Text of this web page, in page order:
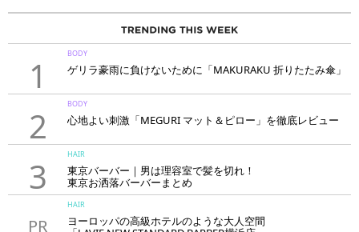
1
BODY
ゲリラ豪雨に負けないために「MAKURAKU 折りたたみ傘」
2
BODY
心地よい刺激「MEGURI マット＆ピロー」を徹底レビュー
3
HAIR
東京バーバー｜男は理容室で髪を切れ！
東京お洒落バーバーまとめ
PR
HAIR
ヨーロッパの高級ホテルのような大人空間